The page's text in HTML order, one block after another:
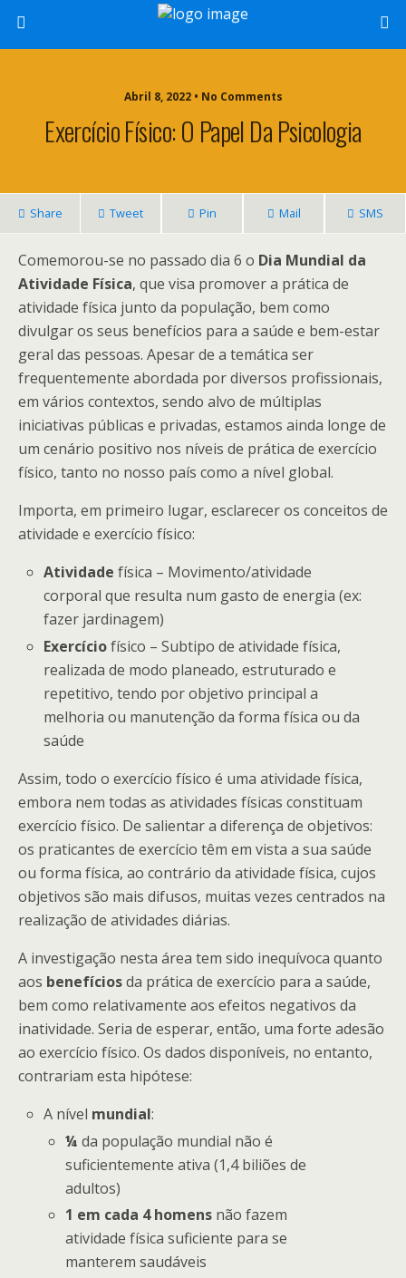
Abril 8, 2022 • No Comments
Exercício Físico: O Papel Da Psicologia
Share Tweet Pin Mail SMS
Comemorou-se no passado dia 6 o Dia Mundial da
Atividade Física, que visa promover a prática de
atividade física junto da população, bem como
divulgar os seus benefícios para a saúde e bem-estar
geral das pessoas. Apesar de a temática ser
frequentemente abordada por diversos profissionais,
em vários contextos, sendo alvo de múltiplas
iniciativas públicas e privadas, estamos ainda longe de
um cenário positivo nos níveis de prática de exercício
físico, tanto no nosso país como a nível global.
Importa, em primeiro lugar, esclarecer os conceitos de
atividade e exercício físico:
Atividade física – Movimento/atividade
corporal que resulta num gasto de energia (ex:
fazer jardinagem)
Exercíciofísico – Subtipo de atividade física,
realizada de modo planeado, estruturado e
repetitivo, tendo por objetivo principal a
melhoria ou manutenção da forma física ou da
saúde
Assim, todo o exercício físico é uma atividade física,
embora nem todas as atividades físicas constituam
exercício físico. De salientar a diferença de objetivos:
os praticantes de exercício têm em vista a sua saúde
ou forma física, ao contrário da atividade física, cujos
objetivos são mais difusos, muitas vezes centrados na
realização de atividades diárias.
A investigação nesta área tem sido inequívoca quanto
aos benefíciosda prática de exercício para a saúde,
bem como relativamente aos efeitos negativos da
inatividade. Seria de esperar, então, uma forte adesão
ao exercício físico. Os dados disponíveis, no entanto,
contrariam esta hipótese:
A nível mundial:
¼ da população mundial não é
suficientemente ativa (1,4 biliões de
adultos)
1 em cada 4 homens não fazem
atividade física suficiente para se
manterem saudáveis